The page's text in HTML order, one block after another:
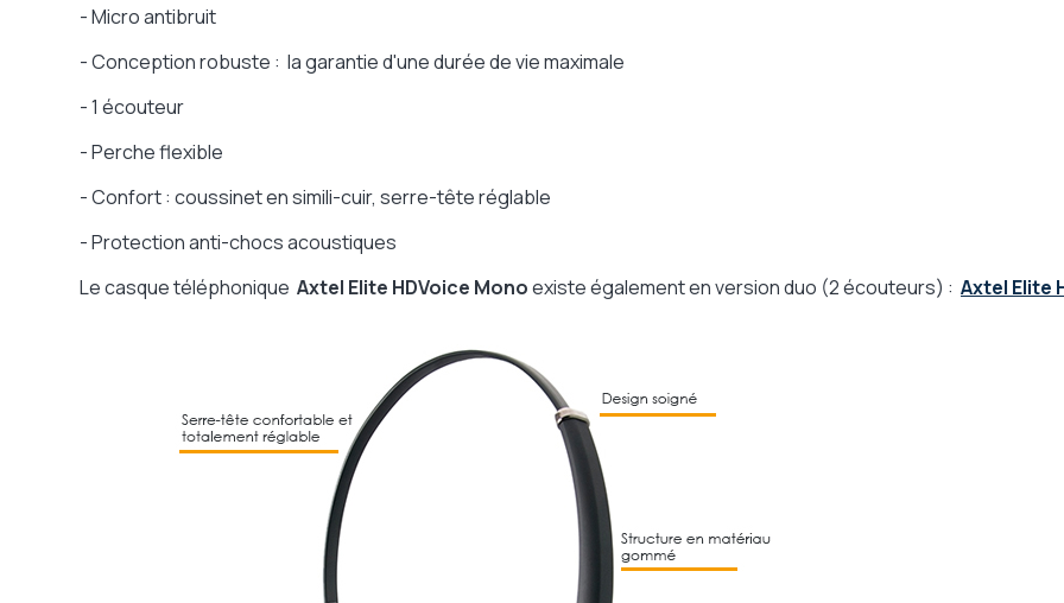
- Micro antibruit
- Conception robuste : la garantie d'une durée de vie maximale
- 1 écouteur
- Perche flexible
- Confort : coussinet en simili-cuir, serre-tête réglable
- Protection anti-chocs acoustiques
Le casque téléphonique Axtel Elite HDVoice Monoexiste également en version duo (2 écouteurs) : Axtel Elite